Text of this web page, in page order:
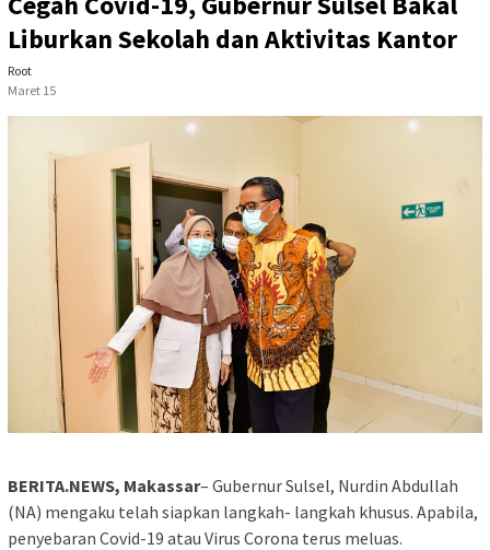
Liburkan Sekolah dan Aktivitas Kantor
Root
Maret 15
BERITA.NEWS, Makassar– Gubernur Sulsel, Nurdin Abdullah
(NA) mengaku telah siapkan langkah- langkah khusus. Apabila,
penyebaran Covid-19 atau Virus Corona terus meluas.